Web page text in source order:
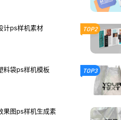
计ps样机素材
料袋ps样机模板
果图ps样机生成素
TOP2
TOP3